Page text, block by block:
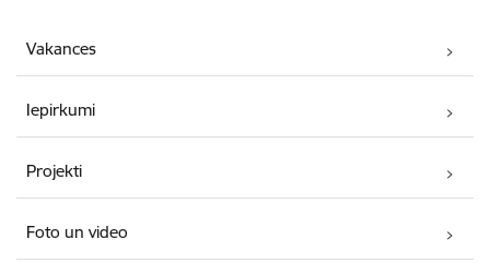
Vakances
Iepirkumi
Projekti
Foto un video